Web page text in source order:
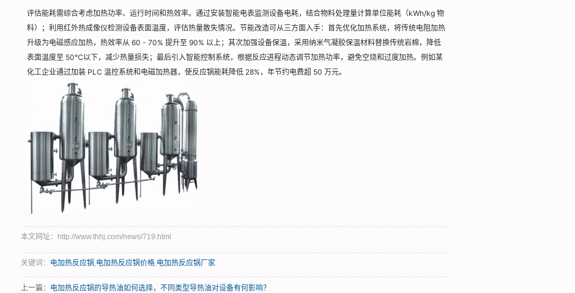
萃取塔
铝材设备
切片机
盘管
评估能耗需综合考虑加热功率、运行时间和热效率。通过安装智能电表监测设备电耗，结合物料处理量计算单位能耗（kWh/kg 物
料）；利用红外热成像仪检测设备表面温度，评估热量散失情况。节能改造可从三方面入手：首先优化加热系统，将传统电阻加热
升级为电磁感应加热，热效率从 60 - 70% 提升至 90% 以上；其次加强设备保温，采用纳米气凝胶保温材料替换传统岩棉，降低
表面温度至 50℃以下，减少热量损失；最后引入智能控制系统，根据反应进程动态调节加热功率，避免空烧和过度加热。例如某
化工企业通过加装 PLC 温控系统和电磁加热器，使反应锅能耗降低 28%，年节约电费超 50 万元。
本文网址：http://www.thhj.com/news/719.html
关键词： 电加热反应锅,电加热反应锅价格,电加热反应锅厂家
上一篇： 电加热反应锅的导热油如何选择，不同类型导热油对设备有何影响？